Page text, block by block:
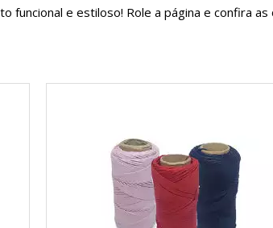
e estiloso! Role a página e confira as